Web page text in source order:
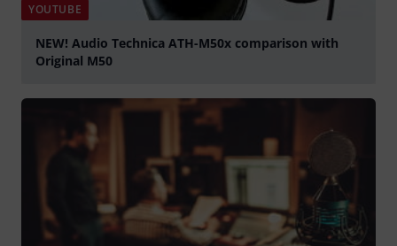
YOUTUBE
NEW! Audio Technica ATH-M50x comparison with
Original M50